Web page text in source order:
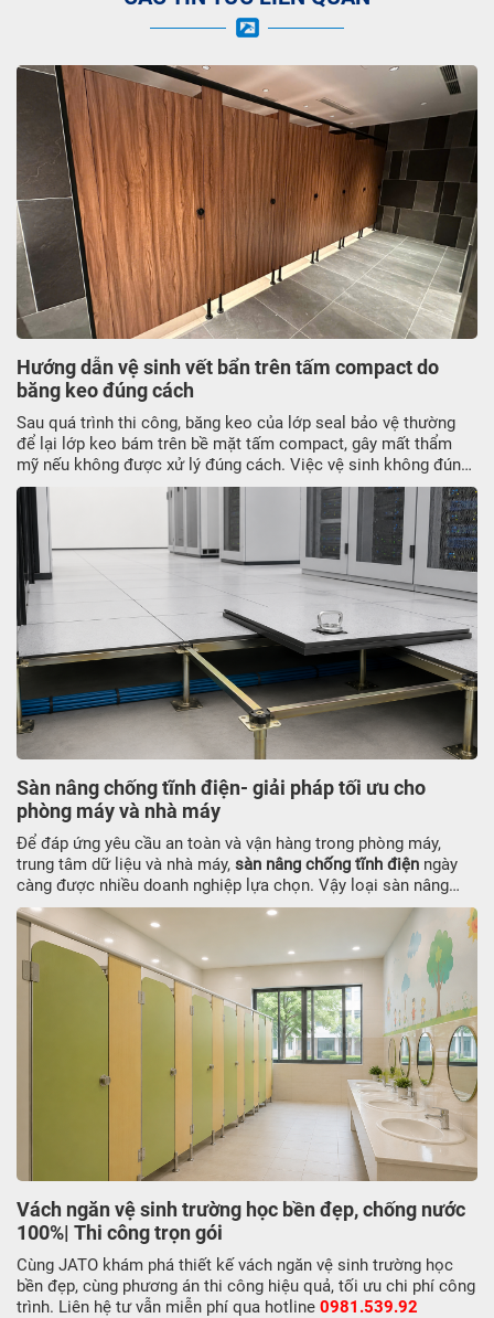
Hướng dẫn vệ sinh vết bẩn trên tấm compact do
băng keo đúng cách
Sau quá trình thi công, băng keo của lớp seal bảo vệ thường
để lại lớp keo bám trên bề mặt tấm compact, gây mất thẩm
mỹ nếu không được xử lý đúng cách. Việc vệ sinh không đúng
kỹ thuật có thể làm trầy xước hoặc ảnh hưởng đến lớp phủ bề
mặt. Trong bài viết này, JATO sẽ hướng dẫn cách vệ sinh vết
bẩn tấm compact do băng keo sau thi công an toàn, hiệu quả,
giữ bề mạt sạch sẽ và bền lâu.
Sàn nâng chống tĩnh điện- giải pháp tối ưu cho
phòng máy và nhà máy
Để đáp ứng yêu cầu an toàn và vận hàng trong phòng máy,
trung tâm dữ liệu và nhà máy, sàn nâng chống tĩnh điện ngày
càng được nhiều doanh nghiệp lựa chọn. Vậy loại sàn nâng
này có ưu điểm gì, cấu tạo ra sao và chi phí thi công thế nào?
Cùng JATO tìm hiểu ngay thông tin dưới đây
Vách ngăn vệ sinh trường học bền đẹp, chống nước
100%| Thi công trọn gói
Cùng JATO khám phá thiết kế vách ngăn vệ sinh trường học
bền đẹp, cùng phương án thi công hiệu quả, tối ưu chi phí công
trình. Liên hệ tư vẫn miễn phí qua hotline 0981.539.92